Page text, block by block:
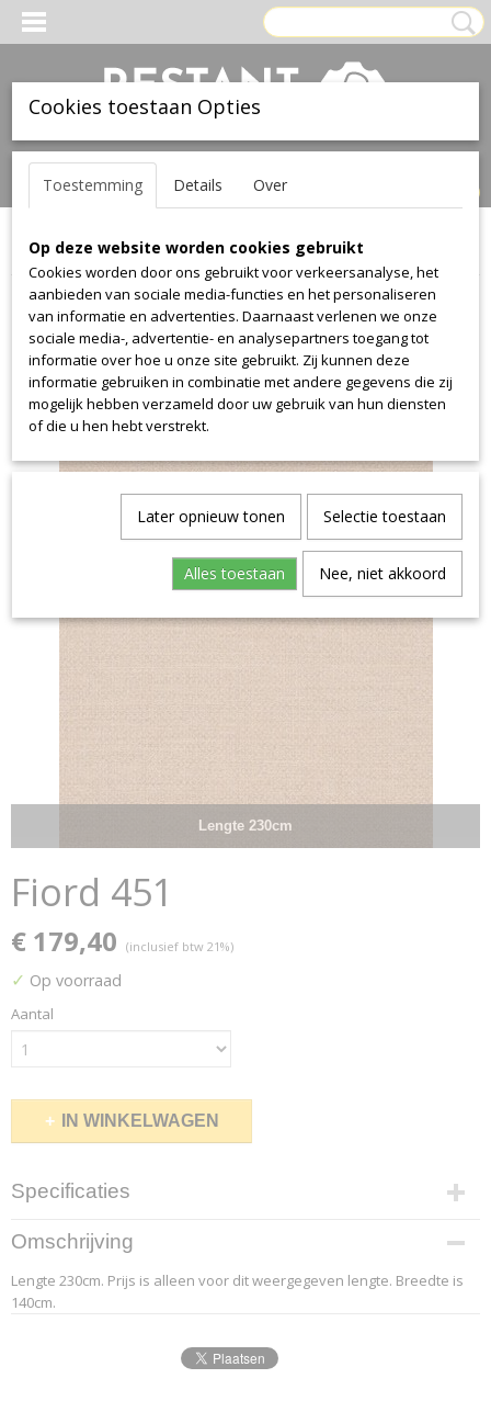
Inloggen Registreren
(0)
Home >Stof>Kvadrat>Fiord >Fiord 451
Lengte 230cm
Fiord 451
€ 179,40 (inclusief btw 21%)
✓ Op voorraad
Aantal
IN WINKELWAGEN
Specificaties
Productcode leverancier
8.3
Afmetingen (l,b,h)
230 x 140 x 0 cm
Omschrijving
Lengte 230cm. Prijs is alleen voor dit weergegeven lengte. Breedte is
140cm.
Cookies toestaan Opties
Toestemming Details Over
Op deze website worden cookies gebruikt
Cookies worden door ons gebruikt voor verkeersanalyse, het
aanbieden van sociale media-functies en het personaliseren
van informatie en advertenties. Daarnaast verlenen we onze
sociale media-, advertentie- en analysepartners toegang tot
informatie over hoe u onze site gebruikt. Zij kunnen deze
informatie gebruiken in combinatie met andere gegevens die zij
mogelijk hebben verzameld door uw gebruik van hun diensten
of die u hen hebt verstrekt.
Later opnieuw tonen Selectie toestaan
Alles toestaan Nee, niet akkoord